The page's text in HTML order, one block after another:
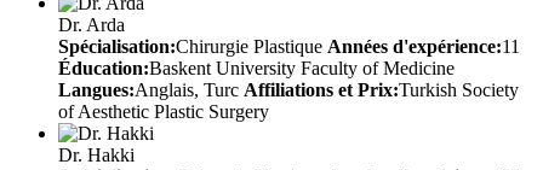
Dr. Arda
Spécialisation:Chirurgie Plastique Années d'expérience:11
Éducation:Baskent University Faculty of Medicine
Langues:Anglais, Turc Affiliations et Prix:Turkish Society
of Aesthetic Plastic Surgery
Dr. Hakki